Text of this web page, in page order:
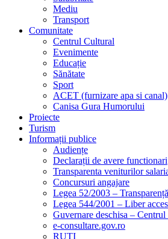
Mediu
Transport
Comunitate
Centrul Cultural
Evenimente
Educație
Sănătate
Sport
ACET (furnizare apa si canal)
Canisa Gura Humorului
Proiecte
Turism
Informații publice
Audiențe
Declarații de avere functionari
Transparenta veniturilor
Concursuri angajare
Legea 52/2003 –
Legea 544/2001 – Liber
Guvernare deschisa – Centrul
e-consultare.gov.ro
RUTI